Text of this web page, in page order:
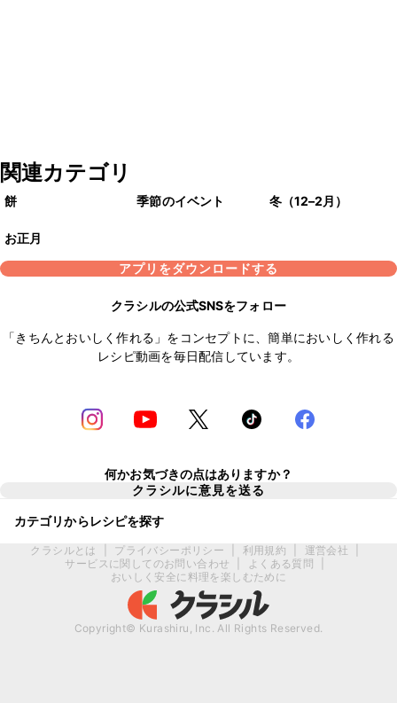
関連カテゴリ
餅 季節のイベント 冬（12–2月）
お正月
アプリをダウンロードする
クラシルの公式SNSをフォロー
「きちんとおいしく作れる」をコンセプトに、簡単においしく作れる
レシピ動画を毎日配信しています。
何かお気づきの点はありますか？
クラシルに意見を送る
カテゴリからレシピを探す
クラシルとは プライバシーポリシー 利用規約 運営会社
サービスに関してのお問い合わせ
よくある質問
おいしく安全に料理を楽しむために
Copyright© Kurashiru, Inc. All Rights Reserved.